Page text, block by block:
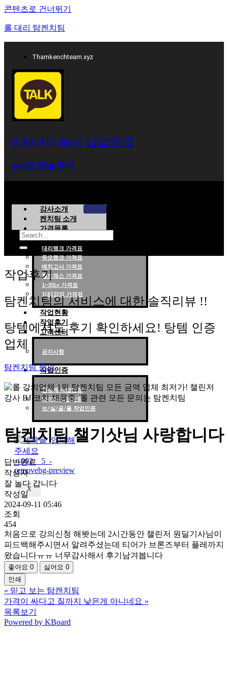
콘텐츠로 건너뛰기
롤 대리 탐켄치팀
Thamkenchteam.xyz
KAKAO 즉시 상담연결
⁕사칭 채널 주의
강사소개
켄치팀 소개
가격목록
대리랭크 가격표
듀오랭크 가격표
배치고사 가격표
롤토체스 가격표
1~30Lv 가격표
1대1강의 가격표
작업현황
작업후기
고객센터
공지사항
작업인증
천상계 작업인증
다이아 작업인증
브/실/골/플 작업인증
X
작업후기
탐켄치팀의 서비스에 대한 솔직리뷰 !!
탕템에서도 후기 확인하세요! 탕템 인증
업체
탐켄치팀 문의
탐켄치팀 챌기삿님 사랑합니다
답변완료
작성자
잘 놀다 갑니다
작성일
2024-09-11 05:46
조회
454
처음으로 강의신청 해봣는데 2시간동안 챌린저 원딜기사님이
피드백해주시면서 알려주셨는데 티어가 브론즈부터 플레까지
왔습니다ㅠㅠ 너무감사해서 후기남겨봅니다
좋아요 0 싫어요 0
인쇄
« 믿고 보는 탐캔치팀
가격이 싸다고 질까지 낮은게 아니네요 »
목록보기
Powered by KBoard